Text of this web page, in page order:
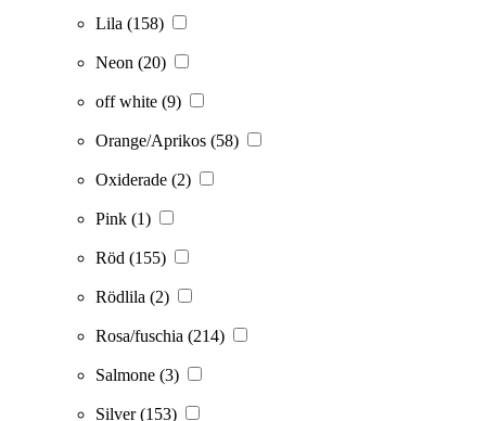
Lila (158)
Neon (20)
off white (9)
Orange/Aprikos (58)
Oxiderade (2)
Pink (1)
Röd (155)
Rödlila (2)
Rosa/fuschia (214)
Salmone (3)
Silver(153)